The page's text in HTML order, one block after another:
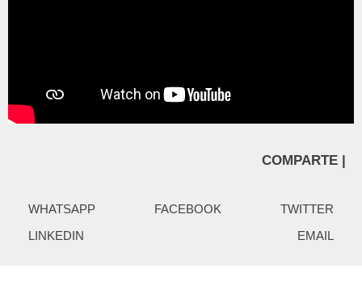
COMPARTE |
WHATSAPP FACEBOOK
TWITTER
LINKEDIN
EMAIL